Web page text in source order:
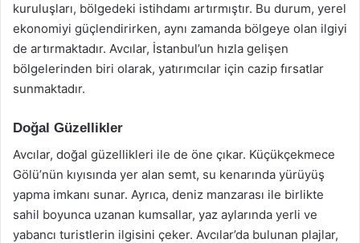
kuruluşları, bölgedeki istihdamı artırmıştır. Bu durum, yerel
ekonomiyi güçlendirirken, aynı zamanda bölgeye olan ilgiyi
de artırmaktadır. Avcılar, İstanbul’un hızla gelişen
bölgelerinden biri olarak, yatırımcılar için cazip fırsatlar
sunmaktadır.
Doğal Güzellikler
Avcılar, doğal güzellikleri ile de öne çıkar. Küçükçekmece
Gölü’nün kıyısında yer alan semt, su kenarında yürüyüş
yapma imkanı sunar. Ayrıca, deniz manzarası ile birlikte
sahil boyunca uzanan kumsallar, yaz aylarında yerli ve
yabancı turistlerin ilgisini çeker. Avcılar’da bulunan plajlar,